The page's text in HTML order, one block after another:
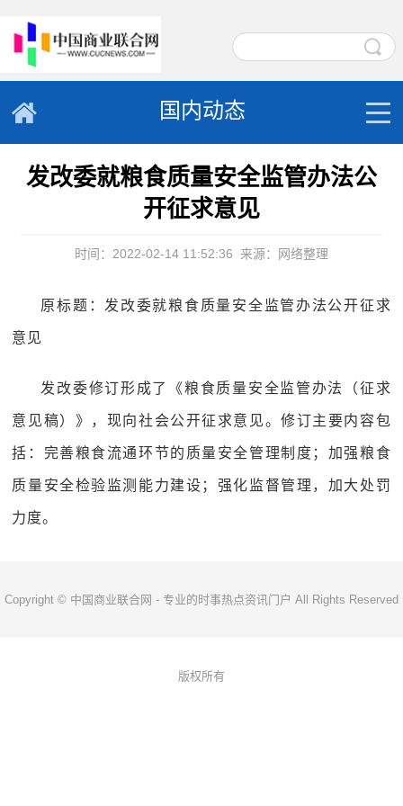
国内动态
发改委就粮食质量安全监管办法公
开征求意见
时间：2022-02-14 11:52:36 来源：网络整理
原标题：发改委就粮食质量安全监管办法公开征求
意见
发改委修订形成了《粮食质量安全监管办法（征求
意见稿）》，现向社会公开征求意见。修订主要内容包
括：完善粮食流通环节的质量安全管理制度；加强粮食
质量安全检验监测能力建设；强化监督管理，加大处罚
力度。
Copyright © 中国商业联合网 - 专业的时事热点资讯门户 All Rights Reserved
版权所有